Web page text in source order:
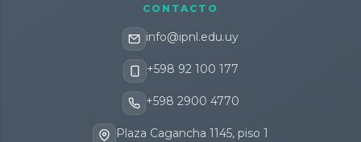
CONTACTO
info@ipnl.edu.uy
+598 92 100 177
+598 2900 4770
Plaza Cagancha 1145, piso 1